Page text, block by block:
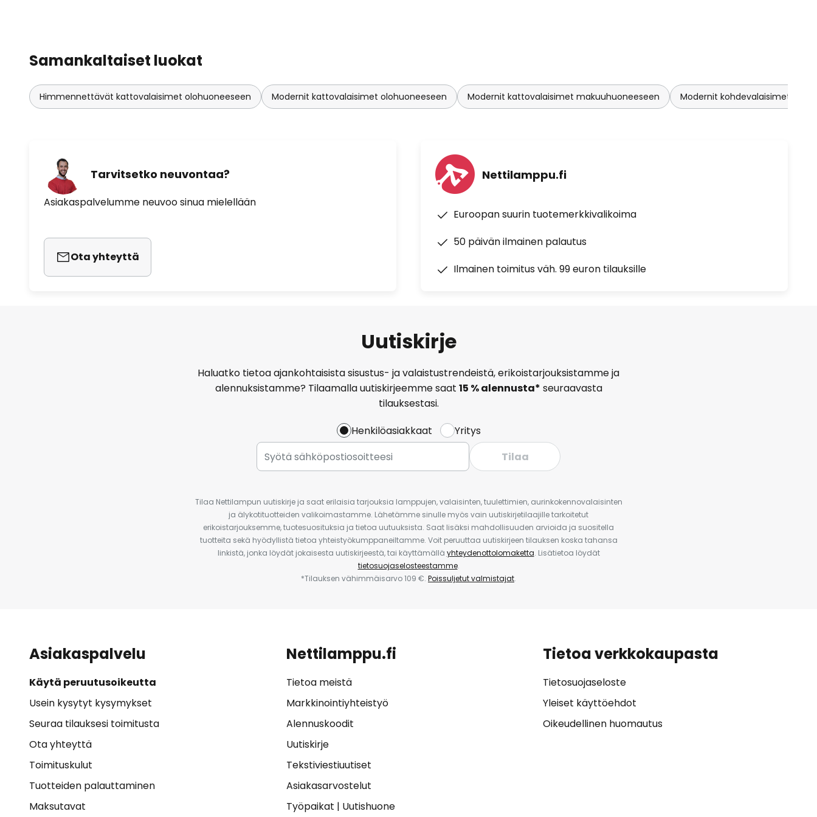
Samankaltaiset luokat
Himmennettävät kattovalaisimet olohuoneeseen Modernit kattovalaisimet olohuoneeseen Modernit kattovalaisimet makuuhuoneeseen Modernit kohdevalaisimet
Tarvitsetko neuvontaa?
Asiakaspalvelumme neuvoo sinua mielellään
Ota yhteyttä
Nettilamppu.fi
Euroopan suurin tuotemerkkivalikoima
50 päivän ilmainen palautus
Ilmainen toimitus väh. 99 euron tilauksille
Uutiskirje
Haluatko tietoa ajankohtaisista sisustus- ja valaistustrendeistä, erikoistarjouksistamme ja
alennuksistamme? Tilaamalla uutiskirjeemme saat 15 % alennusta* seuraavasta
tilauksestasi.
Henkilöasiakkaat
Yritys
Tilaa
Tilaa Nettilampun uutiskirje ja saat erilaisia tarjouksia lamppujen, valaisinten, tuulettimien, aurinkokennovalaisinten
ja älykotituotteiden valikoimastamme. Lähetämme sinulle myös vain uutiskirjetilaajille tarkoitetut
erikoistarjouksemme, tuotesuosituksia ja tietoa uutuuksista. Saat lisäksi mahdollisuuden arvioida ja suositella
tuotteita sekä hyödyllistä tietoa yhteistyökumppaneiltamme. Voit peruuttaa uutiskirjeen tilauksen koska tahansa
linkistä, jonka löydät jokaisesta uutiskirjeestä, tai käyttämällä yhteydenottolomaketta. Lisätietoa löydät
tietosuojaselosteestamme.
*Tilauksen vähimmäisarvo 109 €. Poissuljetut valmistajat.
Asiakaspalvelu
Käytä peruutusoikeutta
Usein kysytyt kysymykset
Seuraa tilauksesi toimitusta
Ota yhteyttä
Toimituskulut
Tuotteiden palauttaminen
Maksutavat
Nettilamppu.fi
Tietoa meistä
Markkinointiyhteistyö
Alennuskoodit
Uutiskirje
Tekstiviestiuutiset
Asiakasarvostelut
Työpaikat | Uutishuone
Tietoa verkkokaupasta
Tietosuojaseloste
Yleiset käyttöehdot
Oikeudellinen huomautus